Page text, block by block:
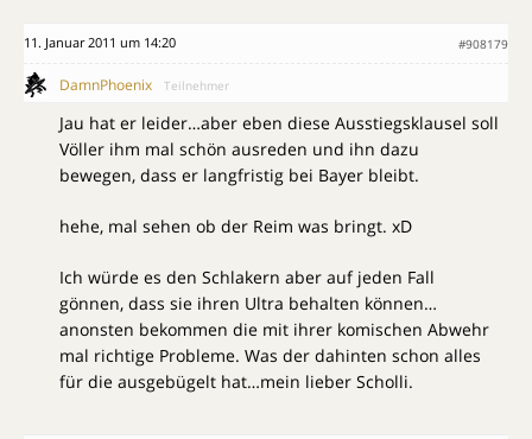
11. Januar 2011 um 14:20 #908179
DamnPhoenix Teilnehmer
Jau hat er leider…aber eben diese Ausstiegsklausel soll
Völler ihm mal schön ausreden und ihn dazu
bewegen, dass er langfristig bei Bayer bleibt.
hehe, mal sehen ob der Reim was bringt. xD
Ich würde es den Schlakern aber auf jeden Fall
gönnen, dass sie ihren Ultra behalten können…
anonsten bekommen die mit ihrer komischen Abwehr
mal richtige Probleme. Was der dahinten schon alles
für die ausgebügelt hat…mein lieber Scholli.